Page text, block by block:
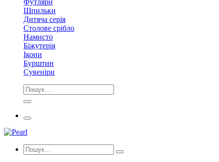
Шпильки
Дитяча серія
Столове срібло
Намисто
Біжутерія
Ікони
Бурштин
Сувеніри